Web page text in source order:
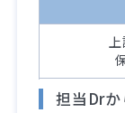
上
担当Dr